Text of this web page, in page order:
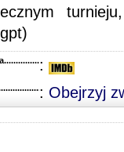
:
: Obejrzyj